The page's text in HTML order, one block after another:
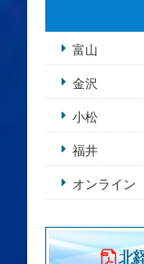
富山
金沢
小松
福井
オンライン